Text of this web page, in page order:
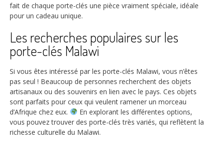
fait de chaque porte-clés une pièce vraiment spéciale, idéale
pour un cadeau unique.
Les recherches populaires sur les
porte-clés Malawi
Si vous êtes intéressé par les porte-clés Malawi, vous n’êtes
pas seul ! Beaucoup de personnes recherchent des objets
artisanaux ou des souvenirs en lien avec le pays. Ces objets
sont parfaits pour ceux qui veulent ramener un morceau
d’Afrique chez eux.
En explorant les différentes options,
vous pouvez trouver des porte-clés très variés, qui reflètent la
richesse culturelle du Malawi.